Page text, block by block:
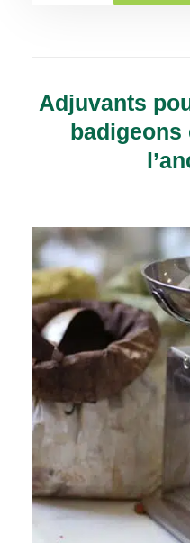
Adjuvants
badigeons